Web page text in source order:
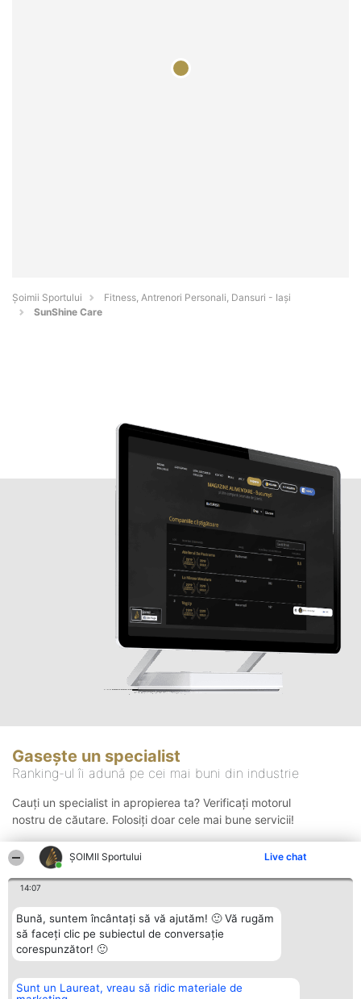
ȘOIMII Sportului Live chat
14:07
Bună, suntem încântați să vă ajutăm! 🙂 Vă rugăm
să faceți clic pe subiectul de conversație
corespunzător! 🙂
Sunt un Laureat, vreau să ridic materiale de
Șoimii Sportului
Fitness, Antrenori Personali, Dansuri - Iaşi
SunShine Care
Gasește un specialist
Ranking-ul îi adună pe cei mai buni din industrie
Cauți un specialist in apropierea ta? Verificați motorul
nostru de căutare. Folosiți doar cele mai bune servicii!
Organizator Ranking Plebiscyt Contact